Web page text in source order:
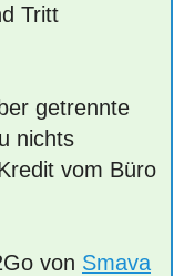
Tritt
getrennte
nichts
vom Büro
von Smava